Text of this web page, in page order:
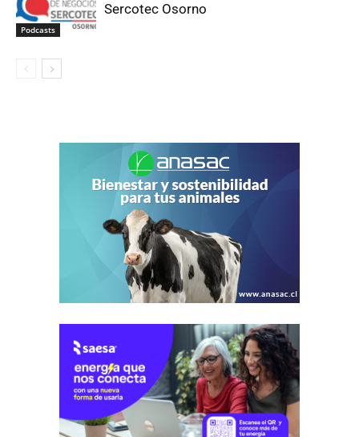
Podcasts
Sercotec Osorno